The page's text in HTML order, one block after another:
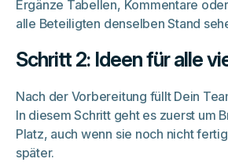
Ergänze Tabellen, Kommentare
alle Beteiligten denselben Stand
Schritt 2: Ideen für alle
Nach der Vorbereitung füllt Dein
In diesem Schritt geht es zuerst um
Platz, auch wenn sie noch nicht
später.